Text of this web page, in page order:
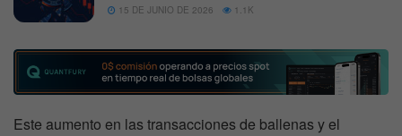
15 DE JUNIO DE 2026 1.1K
Este aumento en las transacciones de ballenas y el